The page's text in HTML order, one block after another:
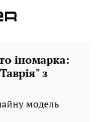
іномарка:
з
модель